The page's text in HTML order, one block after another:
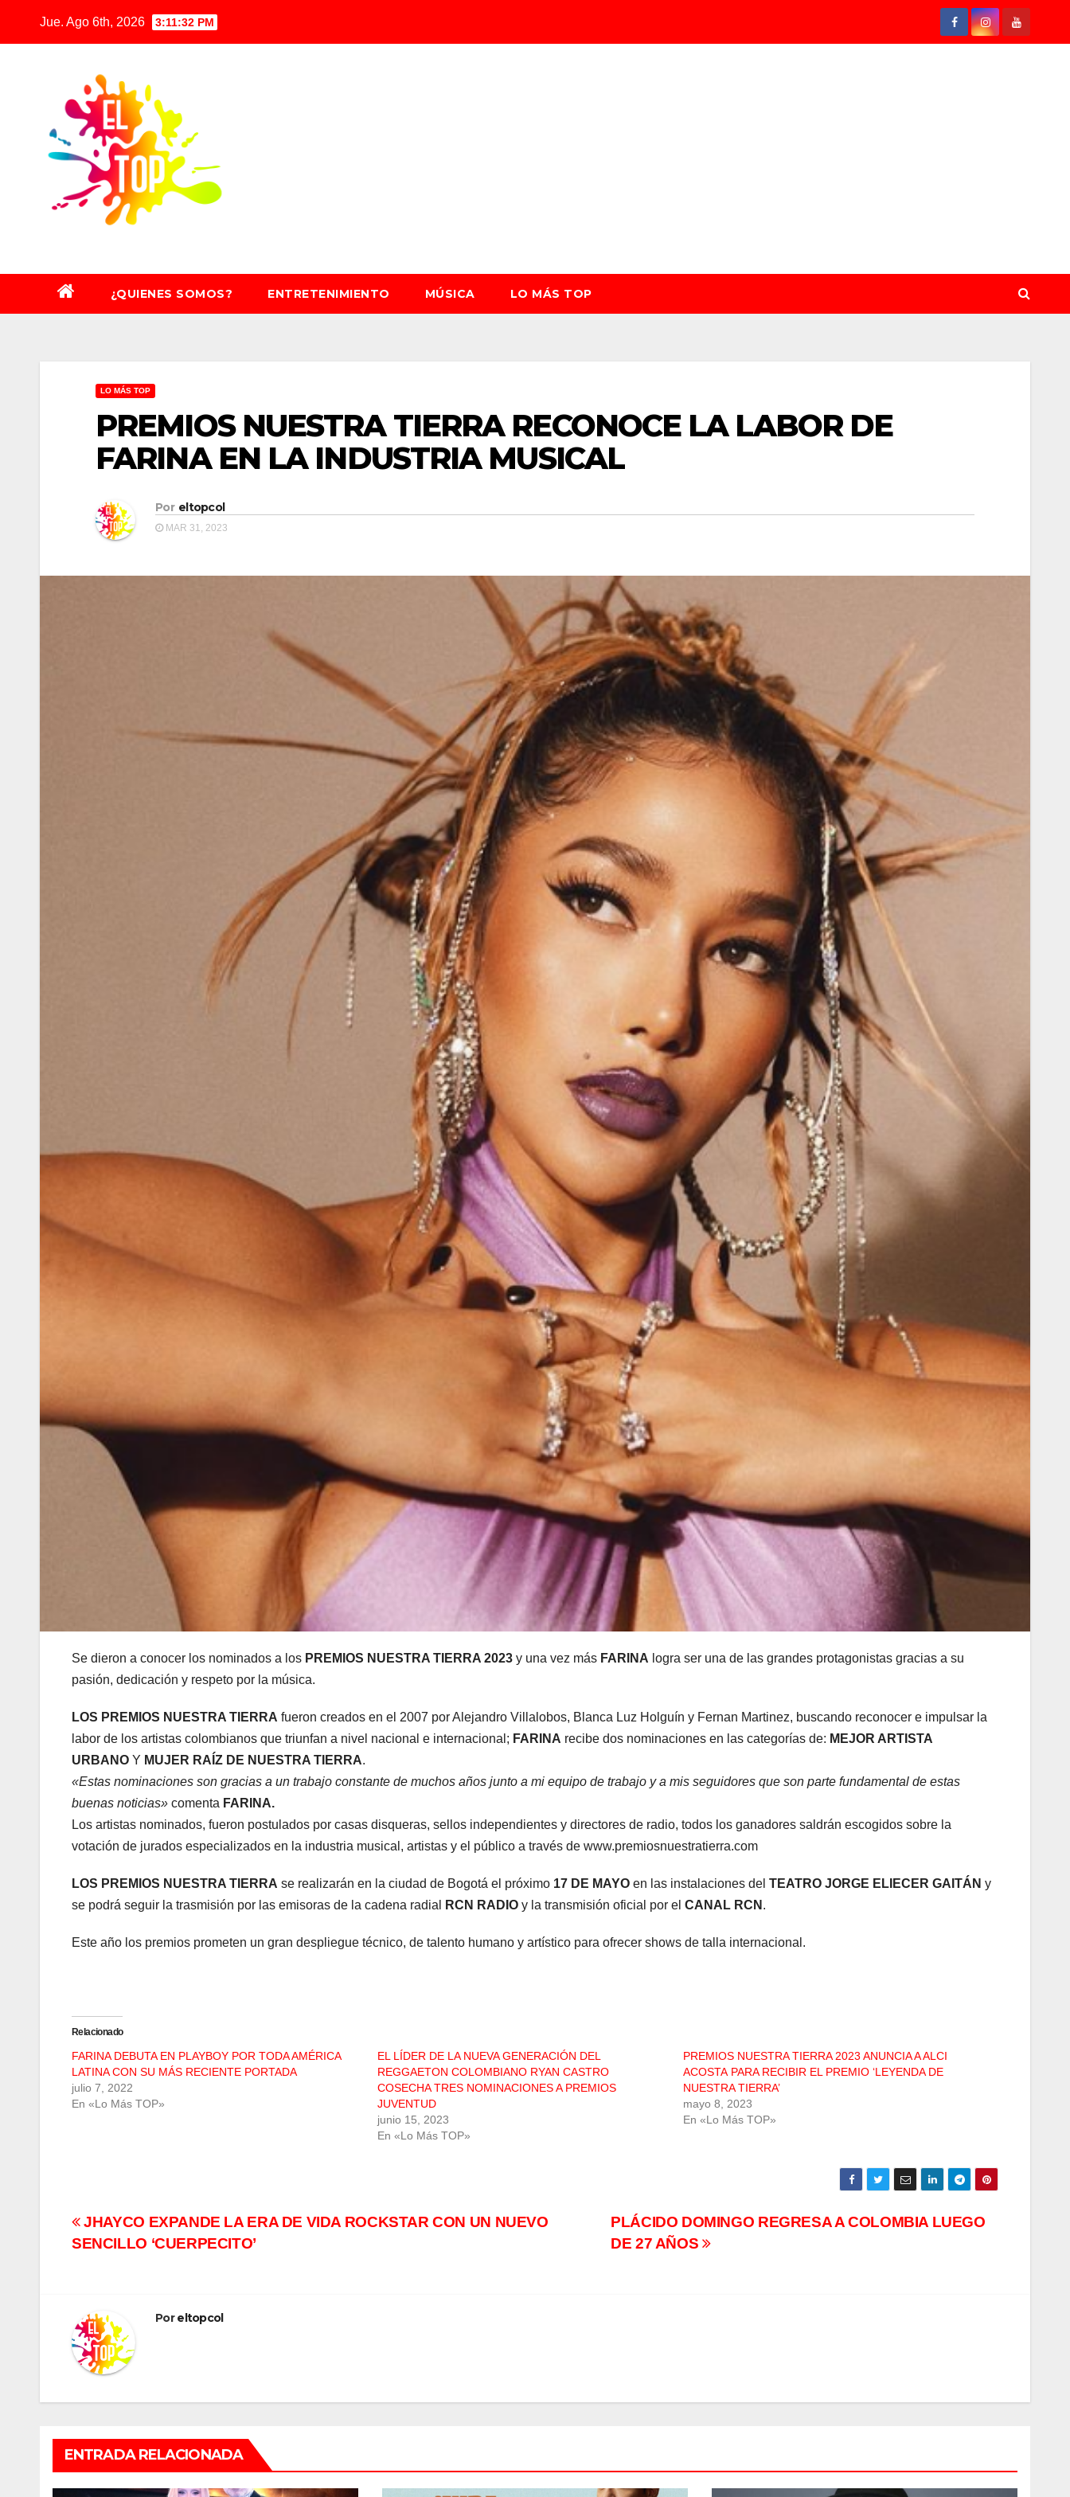
Jue. Ago 6th, 2026 3:11:33 PM
¿QUIENES SOMOS? ENTRETENIMIENTO MÚSICA LO MÁS TOP
LO MÁS TOP
PREMIOS NUESTRA TIERRA RECONOCE LA LABOR DE
FARINA EN LA INDUSTRIA MUSICAL
Por eltopcol
MAR 31, 2023
Se dieron a conocer los nominados a los PREMIOS NUESTRA TIERRA 2023 y una vez más FARINA logra ser una de las grandes protagonistas gracias a su
pasión, dedicación y respeto por la música.
LOS PREMIOS NUESTRA TIERRA fueron creados en el 2007 por Alejandro Villalobos, Blanca Luz Holguín y Fernan Martinez, buscando reconocer e impulsar la
labor de los artistas colombianos que triunfan a nivel nacional e internacional; FARINA recibe dos nominaciones en las categorías de: MEJOR ARTISTA
URBANO Y MUJER RAÍZ DE NUESTRA TIERRA.
«Estas nominaciones son gracias a un trabajo constante de muchos años junto a mi equipo de trabajo y a mis seguidores que son parte fundamental de estas
buenas noticias» comenta FARINA.
Los artistas nominados, fueron postulados por casas disqueras, sellos independientes y directores de radio, todos los ganadores saldrán escogidos sobre la
votación de jurados especializados en la industria musical, artistas y el público a través de www.premiosnuestratierra.com
LOS PREMIOS NUESTRA TIERRA se realizarán en la ciudad de Bogotá el próximo 17 DE MAYO en las instalaciones del TEATRO JORGE ELIECER GAITÁN y
se podrá seguir la trasmisión por las emisoras de la cadena radial
RCN RADIO y la transmisión oficial por el CANAL RCN .
Este año los premios prometen un gran despliegue técnico, de talento humano y artístico para ofrecer shows de talla internacional.
Relacionado
FARINA DEBUTA EN PLAYBOY POR TODA AMÉRICA
LATINA CON SU MÁS RECIENTE PORTADA
julio 7, 2022
En «Lo Más TOP»
EL LÍDER DE LA NUEVA GENERACIÓN DEL
REGGAETON COLOMBIANO RYAN CASTRO
COSECHA TRES NOMINACIONES A PREMIOS
JUVENTUD
junio 15, 2023
En «Lo Más TOP»
PREMIOS NUESTRA TIERRA 2023 ANUNCIA A ALCI
ACOSTA PARA RECIBIR EL PREMIO ‘LEYENDA DE
NUESTRA TIERRA’
mayo 8, 2023
En «Lo Más TOP»
Navegación
PLÁCIDO DOMINGO REGRESA A COLOMBIA LUEGO
DE 27 AÑOS
JHAYCO EXPANDE LA ERA DE VIDA ROCKSTAR CON UN NUEVO
SENCILLO ‘CUERPECITO’
Poreltopcol
ENTRADA RELACIONADA